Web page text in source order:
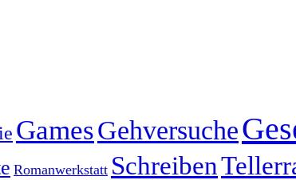
GamesGehversuche
Romanwerkstatt Schreiben